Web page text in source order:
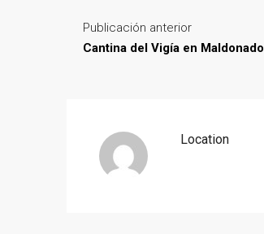
Publicación anterior
Cantina del Vigía en Maldonado
Location